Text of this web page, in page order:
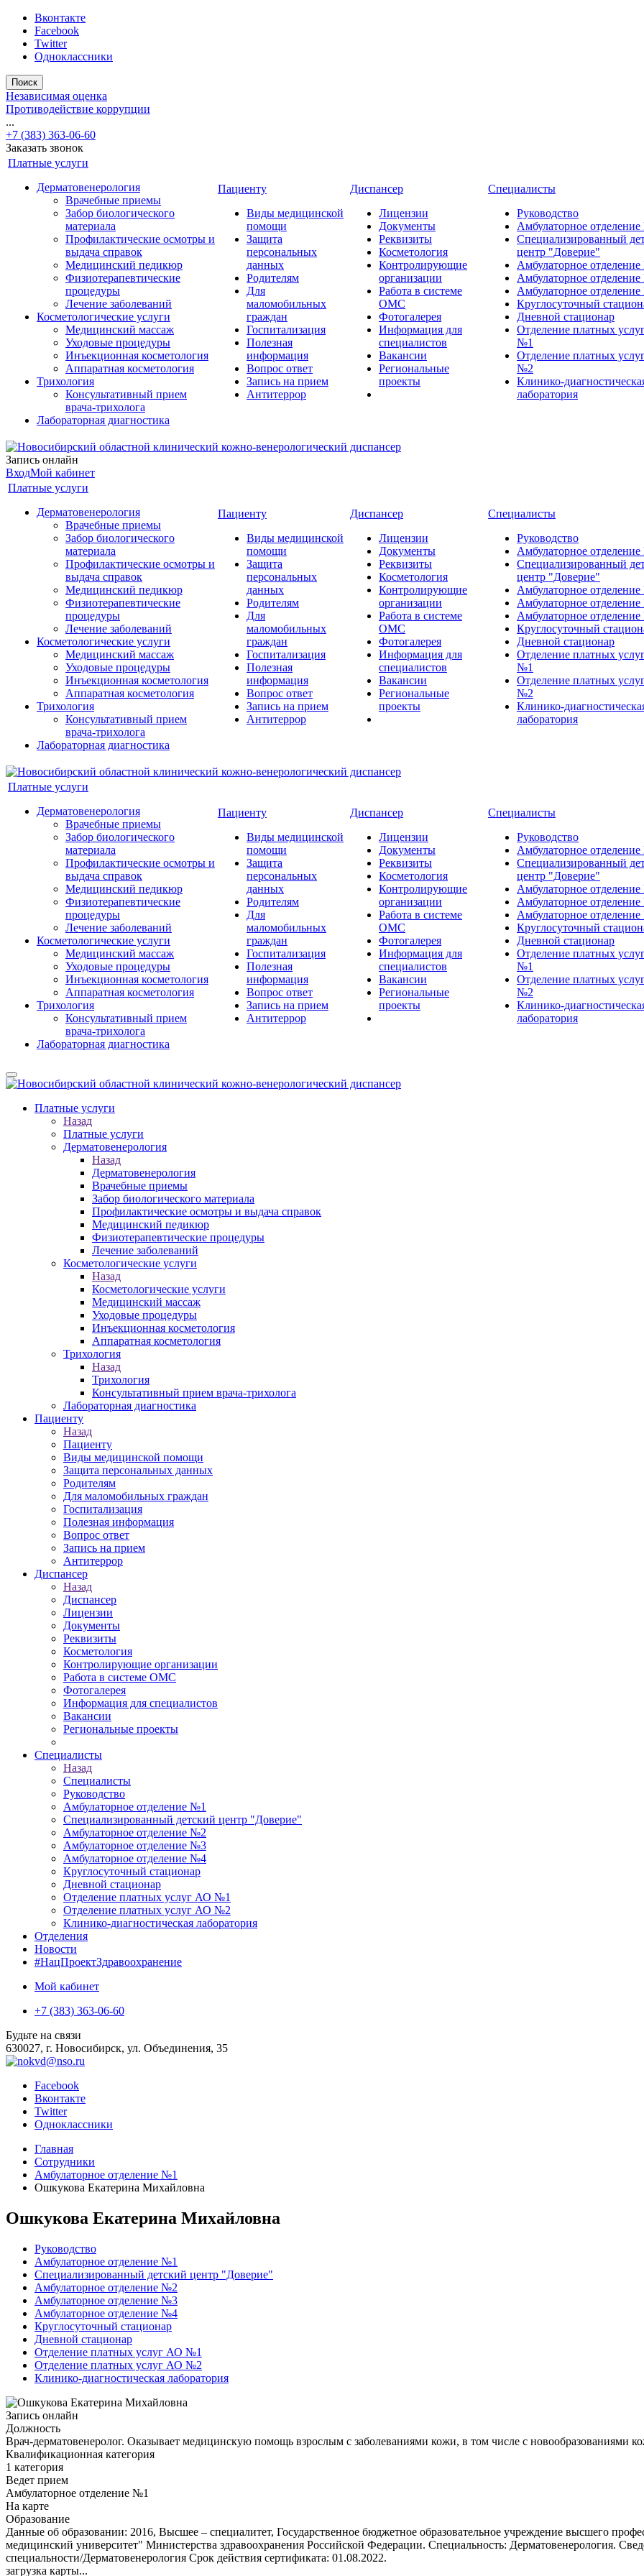
Вконтакте
Facebook
Twitter
Одноклассники
Поиск
Независимая оценка
Противодействие коррупции
...
+7 (383) 363-06-60
Заказать звонок
Платные услуги
Дерматовенерология
Врачебные приемы
Забор биологического
материала
Профилактические осмотры и
выдача справок
Медицинский педикюр
Физиотерапевтические
процедуры
Лечение заболеваний
Косметологические услуги
Медицинский массаж
Уходовые процедуры
Инъекционная косметология
Аппаратная косметология
Трихология
Консультативный прием
врача-трихолога
Лабораторная диагностика
Пациенту
Виды медицинской
помощи
Защита
персональных
данных
Родителям
Для
маломобильных
граждан
Госпитализация
Полезная
информация
Вопрос ответ
Запись на прием
Антитеррор
Диспансер
Лицензии
Документы
Реквизиты
Косметология
Контролирующие
организации
Работа в системе
ОМС
Фотогалерея
Информация для
специалистов
Вакансии
Региональные
проекты
Специалисты
Руководство
Амбулаторное
Специализированный
центр "Доверие"
Амбулаторное
Амбулаторное
Амбулаторное
Круглосуточный
Дневной стационар
Отделение платных
№1
Отделение платных
№2
Клинико-
лаборатория
Запись онлайн
ВходМой кабинет
Платные услуги
Дерматовенерология
Врачебные приемы
Забор биологического
материала
Профилактические осмотры и
выдача справок
Медицинский педикюр
Физиотерапевтические
процедуры
Лечение заболеваний
Косметологические услуги
Медицинский массаж
Уходовые процедуры
Инъекционная косметология
Аппаратная косметология
Трихология
Консультативный прием
врача-трихолога
Лабораторная диагностика
Пациенту
Виды медицинской
помощи
Защита
персональных
данных
Родителям
Для
маломобильных
граждан
Госпитализация
Полезная
информация
Вопрос ответ
Запись на прием
Антитеррор
Диспансер
Лицензии
Документы
Реквизиты
Косметология
Контролирующие
организации
Работа в системе
ОМС
Фотогалерея
Информация для
специалистов
Вакансии
Региональные
проекты
Специалисты
Руководство
Амбулаторное
Специализированный
центр "Доверие"
Амбулаторное
Амбулаторное
Амбулаторное
Круглосуточный
Дневной стационар
Отделение платных
№1
Отделение платных
№2
Клинико-
лаборатория
Платные услуги
Дерматовенерология
Врачебные приемы
Забор биологического
материала
Профилактические осмотры и
выдача справок
Медицинский педикюр
Физиотерапевтические
процедуры
Лечение заболеваний
Косметологические услуги
Медицинский массаж
Уходовые процедуры
Инъекционная косметология
Аппаратная косметология
Трихология
Консультативный прием
врача-трихолога
Лабораторная диагностика
Пациенту
Виды медицинской
помощи
Защита
персональных
данных
Родителям
Для
маломобильных
граждан
Госпитализация
Полезная
информация
Вопрос ответ
Запись на прием
Антитеррор
Диспансер
Лицензии
Документы
Реквизиты
Косметология
Контролирующие
организации
Работа в системе
ОМС
Фотогалерея
Информация для
специалистов
Вакансии
Региональные
проекты
Специалисты
Руководство
Амбулаторное
Специализированный
центр "Доверие"
Амбулаторное
Амбулаторное
Амбулаторное
Круглосуточный
Дневной стационар
Отделение платных
№1
Отделение платных
№2
Клинико-
лаборатория
Платные услуги
Назад
Платные услуги
Дерматовенерология
Назад
Дерматовенерология
Врачебные приемы
Забор биологического материала
Профилактические осмотры и выдача справок
Медицинский педикюр
Физиотерапевтические процедуры
Лечение заболеваний
Косметологические услуги
Назад
Косметологические услуги
Медицинский массаж
Уходовые процедуры
Инъекционная косметология
Аппаратная косметология
Трихология
Назад
Трихология
Консультативный прием врача-трихолога
Лабораторная диагностика
Пациенту
Назад
Пациенту
Виды медицинской помощи
Защита персональных данных
Родителям
Для маломобильных граждан
Госпитализация
Полезная информация
Вопрос ответ
Запись на прием
Антитеррор
Диспансер
Назад
Диспансер
Лицензии
Документы
Реквизиты
Косметология
Контролирующие организации
Работа в системе ОМС
Фотогалерея
Информация для специалистов
Вакансии
Региональные проекты
Специалисты
Назад
Специалисты
Руководство
Амбулаторное отделение №1
Специализированный детский центр "Доверие"
Амбулаторное отделение №2
Амбулаторное отделение №3
Амбулаторное отделение №4
Круглосуточный стационар
Дневной стационар
Отделение платных услуг АО №1
Отделение платных услуг АО №2
Клинико-диагностическая лаборатория
Отделения
Новости
#НацПроектЗдравоохранение
Мой кабинет
+7 (383) 363-06-60
Будьте на связи
630027, г. Новосибирск, ул. Объединения, 35
Facebook
Вконтакте
Twitter
Одноклассники
Главная
Сотрудники
Амбулаторное отделение №1
Ошкукова Екатерина Михайловна
Ошкукова Екатерина Михайловна
Руководство
Амбулаторное отделение №1
Специализированный детский центр "Доверие"
Амбулаторное отделение №2
Амбулаторное отделение №3
Амбулаторное отделение №4
Круглосуточный стационар
Дневной стационар
Отделение платных услуг АО №1
Отделение платных услуг АО №2
Клинико-диагностическая лаборатория
Запись онлайн
Должность
Врач-дерматовенеролог. Оказывает медицинскую помощь взрослым с заболеваниями кожи, в том числе с новообразованиями
Квалификационная категория
1 категория
Ведет прием
Амбулаторное отделение №1
На карте
Образование
Данные об образовании: 2016, Высшее – специалитет, Государственное бюджетное образовательное учреждение высшего
медицинский университет" Министерства здравоохранения Российской Федерации. Специальность: Дерматовенерология.
специальности/Дерматовенерология Срок действия сертификата: 01.08.2022.
загрузка карты...